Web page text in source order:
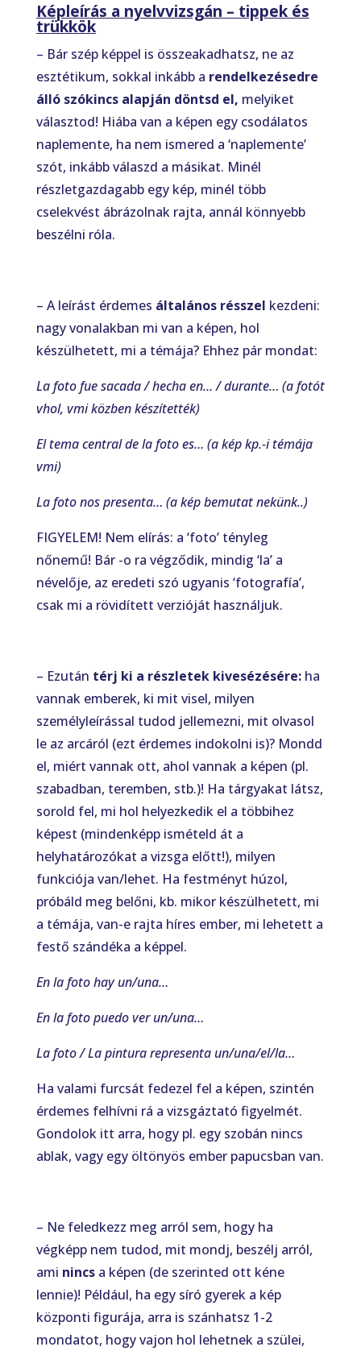
Képleírás a nyelvvizsgán – tippek és
trükkök
– Bár szép képpel is összeakadhatsz, ne az
esztétikum, sokkal inkább a rendelkezésedre
álló szókincs alapján döntsd el, melyiket
választod! Hiába van a képen egy csodálatos
naplemente, ha nem ismered a ‘naplemente’
szót, inkább válaszd a másikat. Minél
részletgazdagabb egy kép, minél több
cselekvést ábrázolnak rajta, annál könnyebb
beszélni róla.
– A leírást érdemes általános résszel kezdeni:
nagy vonalakban mi van a képen, hol
készülhetett, mi a témája? Ehhez pár mondat:
La foto fue sacada / hecha en… / durante… (a fotót
vhol, vmi közben készítették)
El tema central de la foto es… (a kép kp.-i témája
vmi)
La foto nos presenta… (a kép bemutat nekünk..)
FIGYELEM! Nem elírás: a ‘foto’ tényleg
nőnemű! Bár -o ra végződik, mindig ‘la’ a
névelője, az eredeti szó ugyanis ‘fotografía’,
csak mi a rövidített verzióját használjuk.
– Ezután térj ki a részletek kivesézésére:ha
vannak emberek, ki mit visel, milyen
személyleírással tudod jellemezni, mit olvasol
le az arcáról (ezt érdemes indokolni is)? Mondd
el, miért vannak ott, ahol vannak a képen (pl.
szabadban, teremben, stb.)! Ha tárgyakat látsz,
sorold fel, mi hol helyezkedik el a többihez
képest (mindenképp ismételd át a
helyhatározókat a vizsga előtt!), milyen
funkciója van/lehet. Ha festményt húzol,
próbáld meg belőni, kb. mikor készülhetett, mi
a témája, van-e rajta híres ember, mi lehetett a
festő szándéka a képpel.
En la foto hay un/una…
En la foto puedo ver un/una…
La foto / La pintura representa un/una/el/la…
Ha valami furcsát fedezel fel a képen, szintén
érdemes felhívni rá a vizsgáztató figyelmét.
Gondolok itt arra, hogy pl. egy szobán nincs
ablak, vagy egy öltönyös ember papucsban van.
– Ne feledkezz meg arról sem, hogy ha
végképp nem tudod, mit mondj, beszélj arról,
ami nincsa képen (de szerinted ott kéne
lennie)! Például, ha egy síró gyerek a kép
központi figurája, arra is szánhatsz 1-2
mondatot, hogy vajon hol lehetnek a szülei,